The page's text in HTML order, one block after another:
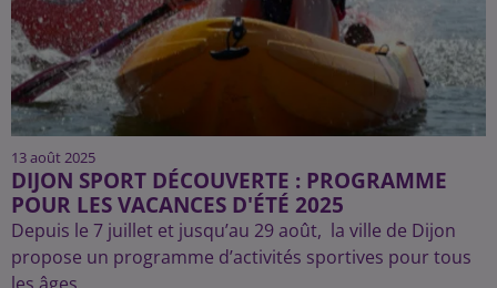
13 août 2025
DIJON SPORT DÉCOUVERTE : PROGRAMME
POUR LES VACANCES D'ÉTÉ 2025
Depuis le 7 juillet et jusqu’au 29 août, la ville de Dijon
propose un programme d’activités sportives pour tous